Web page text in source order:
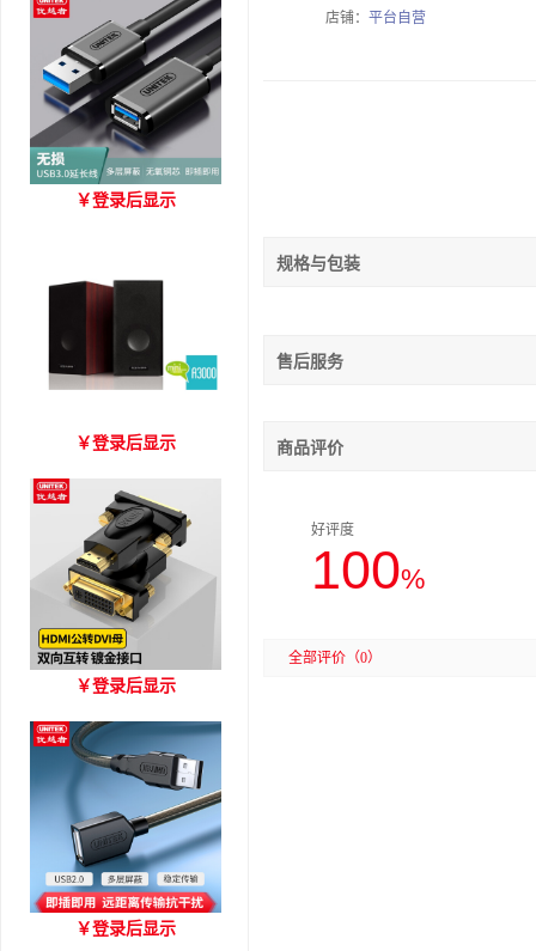
优越者Y-C479国标无氧铜
￥登录后显示
爱琴海 A3000 木质音箱
￥登录后显示
优越者HDMI转DVI双向互
￥登录后显示
优越者Y-C416A 国标
￥登录后显示
店铺： 平台自营
规格与包装
售后服务
商品评价
好评度
100%
全部评价 （0）